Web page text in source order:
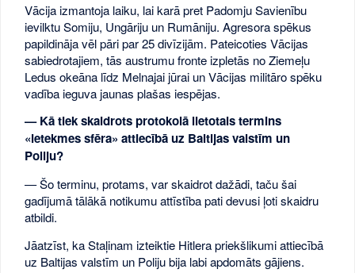
Vācija izmantoja laiku, lai karā pret Padomju Savienību
ievilktu Somiju, Ungāriju un Rumāniju. Agresora spēkus
papildināja vēl pāri par 25 divīzijām. Pateicoties Vācijas
sabiedrotajiem, tās austrumu fronte izpletās no Ziemeļu
Ledus okeāna līdz Melnajai jūrai un Vācijas militāro spēku
vadība ieguva jaunas plašas iespējas.
— Kā tiek skaidrots protokolā lietotais termins
«ietekmes sfēra» attiecībā uz Baltijas valstīm un
Poliju?
— Šo terminu, protams, var skaidrot dažādi, taču šai
gadījumā tālākā notikumu attīstība pati devusi ļoti skaidru
atbildi.
Jāatzīst, ka Staļinam izteiktie Hitlera priekšlikumi attiecībā
uz Baltijas valstīm un Poliju bija labi apdomāts gājiens.